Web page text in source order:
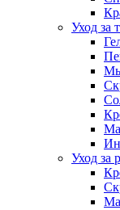
Уход за
Уход за